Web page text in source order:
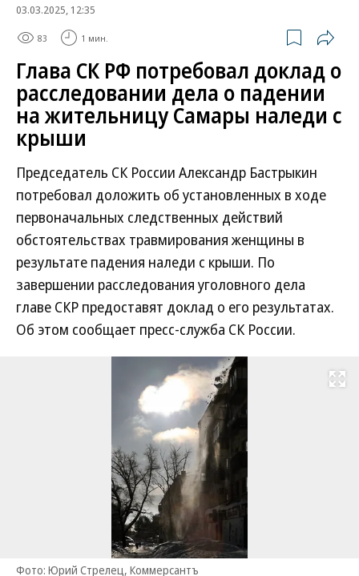
03.03.2025, 12:35
83 1 мин.
Глава СК РФ потребовал доклад о
расследовании дела о падении
на жительницу Самары наледи с
крыши
Председатель СК России Александр Бастрыкин
потребовал доложить об установленных в ходе
первоначальных следственных действий
обстоятельствах травмирования женщины в
результате падения наледи с крыши. По
завершении расследования уголовного дела
главе СКР предоставят доклад о его результатах.
Об этом сообщает пресс-служба СК России.
Развернуть
Фото: Юрий Стрелец, Коммерсантъ